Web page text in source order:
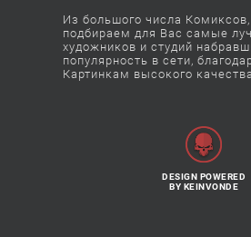
Из большого числа
подбираем для Вас самые
художников и студий
популярность в сети,
Картинкам высокого качества.
DESIGN POWERED
BY KEINVONDE